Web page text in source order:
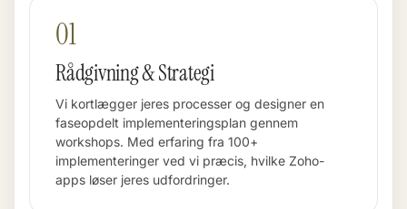
01
Rådgivning & Strategi
Vi kortlægger jeres processer og designer en
faseopdelt implementeringsplan gennem
workshops. Med erfaring fra 100+
implementeringer ved vi præcis, hvilke Zoho-
apps løser jeres udfordringer.